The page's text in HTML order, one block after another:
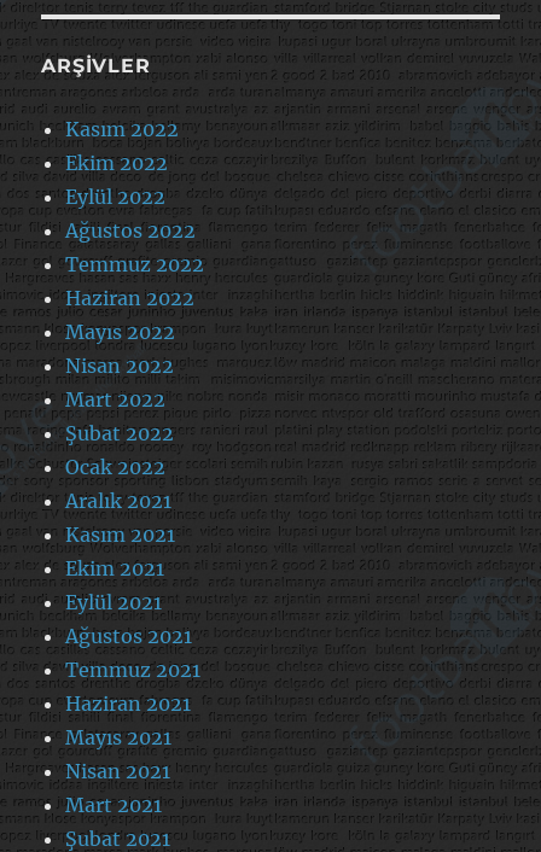
ARŞIVLER
Kasım 2022
Ekim 2022
Eylül 2022
Ağustos 2022
Temmuz 2022
Haziran 2022
Mayıs 2022
Nisan 2022
Mart 2022
Şubat 2022
Ocak 2022
Aralık 2021
Kasım 2021
Ekim 2021
Eylül 2021
Ağustos 2021
Temmuz 2021
Haziran 2021
Mayıs 2021
Nisan 2021
Mart 2021
Şubat 2021